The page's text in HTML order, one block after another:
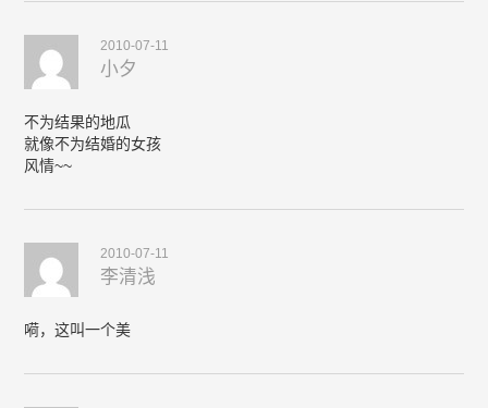
2010-07-11
小夕
不为结果的地瓜
就像不为结婚的女孩
风情~~
2010-07-11
李清浅
嗬，这叫一个美